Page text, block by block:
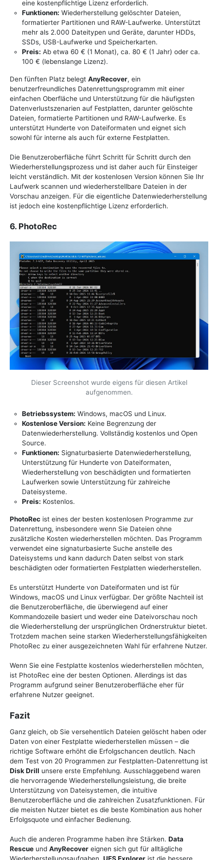
eine kostenpflichtige Lizenz erforderlich.
Funktionen: Wiederherstellung gelöschter Dateien,
formatierter Partitionen und RAW-Laufwerke. Unterstützt
mehr als 2.000 Dateitypen und Geräte, darunter HDDs,
SSDs, USB-Laufwerke und Speicherkarten.
Preis: Ab etwa 60 € (1 Monat), ca. 80 € (1 Jahr) oder ca.
100 € (lebenslange Lizenz).
Den fünften Platz belegt AnyRecover, ein
benutzerfreundliches Datenrettungsprogramm mit einer
einfachen Oberfläche und Unterstützung für die häufigsten
Datenverlustszenarien auf Festplatten, darunter gelöschte
Dateien, formatierte Partitionen und RAW-Laufwerke. Es
unterstützt Hunderte von Dateiformaten und eignet sich
sowohl für interne als auch für externe Festplatten.
Die Benutzeroberfläche führt Schritt für Schritt durch den
Wiederherstellungsprozess und ist daher auch für Einsteiger
leicht verständlich. Mit der kostenlosen Version können Sie Ihr
Laufwerk scannen und wiederherstellbare Dateien in der
Vorschau anzeigen. Für die eigentliche Datenwiederherstellung
ist jedoch eine kostenpflichtige Lizenz erforderlich.
6. PhotoRec
Dieser Screenshot wurde eigens für diesen Artikel
aufgenommen.
Betriebssystem: Windows, macOS und Linux.
Kostenlose Version: Keine Begrenzung der
Datenwiederherstellung. Vollständig kostenlos und Open
Source.
Funktionen: Signaturbasierte Datenwiederherstellung,
Unterstützung für Hunderte von Dateiformaten,
Wiederherstellung von beschädigten und formatierten
Laufwerken sowie Unterstützung für zahlreiche
Dateisysteme.
Preis: Kostenlos.
PhotoRec ist eines der besten kostenlosen Programme zur
Datenrettung, insbesondere wenn Sie Dateien ohne
zusätzliche Kosten wiederherstellen möchten. Das Programm
verwendet eine signaturbasierte Suche anstelle des
Dateisystems und kann dadurch Daten selbst von stark
beschädigten oder formatierten Festplatten wiederherstellen.
Es unterstützt Hunderte von Dateiformaten und ist für
Windows, macOS und Linux verfügbar. Der größte Nachteil ist
die Benutzeroberfläche, die überwiegend auf einer
Kommandozeile basiert und weder eine Dateivorschau noch
die Wiederherstellung der ursprünglichen Ordnerstruktur bietet.
Trotzdem machen seine starken Wiederherstellungsfähigkeiten
PhotoRec zu einer ausgezeichneten Wahl für erfahrene Nutzer.
Wenn Sie eine Festplatte kostenlos wiederherstellen möchten,
ist PhotoRec eine der besten Optionen. Allerdings ist das
Programm aufgrund seiner Benutzeroberfläche eher für
erfahrene Nutzer geeignet.
Fazit
Ganz gleich, ob Sie versehentlich Dateien gelöscht haben oder
Daten von einer Festplatte wiederherstellen müssen – die
richtige Software erhöht die Erfolgschancen deutlich. Nach
dem Test von 20 Programmen zur Festplatten-Datenrettung ist
Disk Drill unsere erste Empfehlung. Ausschlaggebend waren
die hervorragende Wiederherstellungsleistung, die breite
Unterstützung von Dateisystemen, die intuitive
Benutzeroberfläche und die zahlreichen Zusatzfunktionen. Für
die meisten Nutzer bietet es die beste Kombination aus hoher
Erfolgsquote und einfacher Bedienung.
Auch die anderen Programme haben ihre Stärken. Data
Rescue und AnyRecover eignen sich gut für alltägliche